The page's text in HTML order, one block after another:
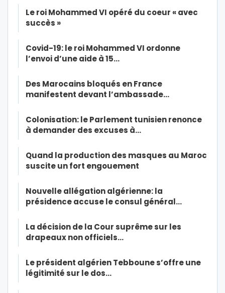
Le roi Mohammed VI opéré du coeur « avec
succès »
Covid-19: le roi Mohammed VI ordonne
l’envoi d’une aide à 15…
Des Marocains bloqués en France
manifestent devant l’ambassade…
Colonisation: le Parlement tunisien renonce
à demander des excuses à…
Quand la production des masques au Maroc
suscite un fort engouement
Nouvelle allégation algérienne: la
présidence accuse le consul général…
La décision de la Cour suprême sur les
drapeaux non officiels…
Le président algérien Tebboune s’offre une
légitimité sur le dos…